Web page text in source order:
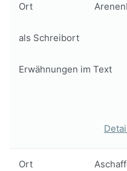
Ort
als Schreibort
Erwähnungen im Text
Ort